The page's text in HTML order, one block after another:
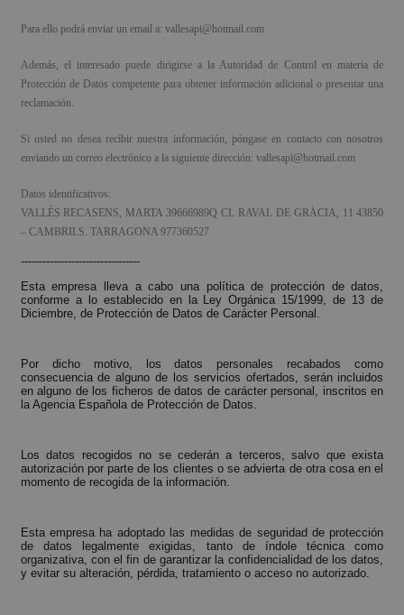
Para ello podrá enviar un email a: vallesapi@hotmail.com
Además, el interesado puede dirigirse a la Autoridad de Control en materia de
Protección de Datos competente para obtener información adicional o presentar una
reclamación.
Si usted no desea recibir nuestra información, póngase en contacto con nosotros
enviando un correo electrónico a la siguiente dirección: vallesapi@hotmail.com
Datos identificativos:
VALLÈS RECASENS, MARTA 39666989Q CL RAVAL DE GRÀCIA, 11 43850
– CAMBRILS. TARRAGONA 977360527
---------------------------------
Esta empresa lleva a cabo una política de protección de datos,
conforme a lo establecido en la Ley Orgánica 15/1999, de 13 de
Diciembre, de Protección de Datos de Carácter Personal.
Por dicho motivo, los datos personales recabados como
consecuencia de alguno de los servicios ofertados, serán incluidos
en alguno de los ficheros de datos de carácter personal, inscritos en
la Agencia Española de Protección de Datos.
Los datos recogidos no se cederán a terceros, salvo que exista
autorización por parte de los clientes o se advierta de otra cosa en el
momento de recogida de la información.
Esta empresa ha adoptado las medidas de seguridad de protección
de datos legalmente exigidas, tanto de índole técnica como
organizativa, con el fin de garantizar la confidencialidad de los datos,
y evitar su alteración, pérdida, tratamiento o acceso no autorizado.